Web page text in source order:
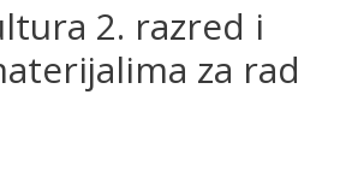
2. razred i
za rad